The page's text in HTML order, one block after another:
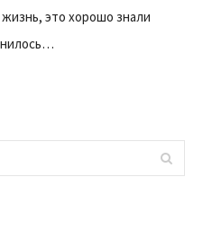
это хорошо знали